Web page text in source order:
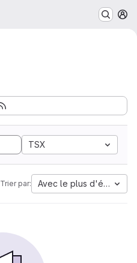
TSX
Trier par: Avec le plus d'étoiles